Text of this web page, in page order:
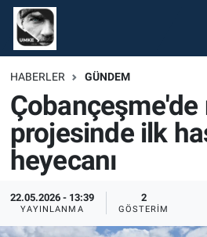
HABERLER GÜNDEM
Çobançeşme'de
projesinde ilk
heyecanı
22.05.2026 - 13:39
YAYINLANMA
2
GÖSTERIM
Gündem
Ekonomi
Spor
Magazin
Tüm Haberler
Nöbetçi Eczaneler
Hava Durumu
Namaz Vakitleri
Trafik Durumu
Süper Lig Puan Durumu ve